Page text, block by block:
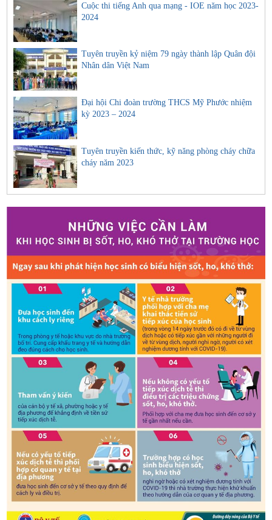
Cuộc thi tiếng Anh qua mạng - IOE năm học 2023-
2024
Tuyên truyền kỷ niệm 79 ngày thành lập Quân đội
Nhân dân Việt Nam
Đại hội Chi đoàn trường THCS Mỹ Phước nhiệm
kỳ 2023 – 2024
Tuyên truyền kiến thức, kỹ năng phòng cháy chữa
cháy năm 2023